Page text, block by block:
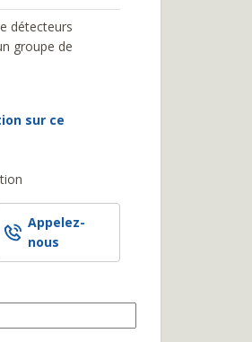
détecteurs
groupe de
sur ce
Appelez-
nous